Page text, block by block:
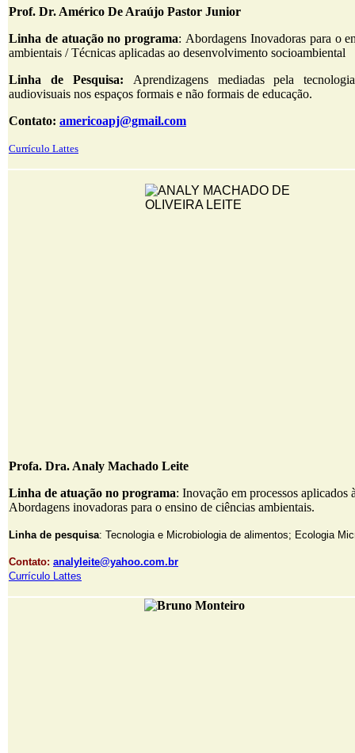
Prof. Dr. Américo De Araújo Pastor Junior
Linha de atuação no programa: Abordagens Inovadoras para o
ambientais / Técnicas aplicadas ao desenvolvimento socioambiental
Linha de Pesquisa: Aprendizagens mediadas pela
audiovisuais nos espaços formais e não formais de educação.
Contato: americoapj@gmail.com
Currículo Lattes
Profa. Dra. Analy Machado Leite
Linha de atuação no programa: Inovação em processos aplicados
Abordagens inovadoras para o ensino de ciências ambientais.
Linha de pesquisa: Tecnologia e Microbiologia de alimentos; Ecologia
Contato: analyleite@yahoo.com.br
Currículo Lattes